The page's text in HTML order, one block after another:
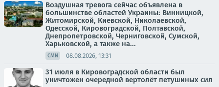
Воздушная тревога сейчас объявлена в
большинстве областей Украины: Винницкой,
Житомирской, Киевской, Николаевской,
Одесской, Кировоградской, Полтавской,
Днепропетровской, Черниговской, Сумской,
Харьковской, а также на...
СМИ 08.08.2026, 13:31
31 июля в Кировоградской области был
уничтожен очередной вертолёт петушиных сил